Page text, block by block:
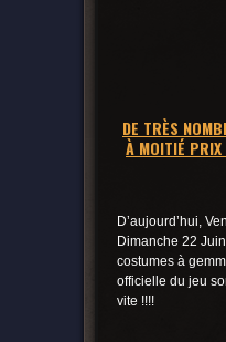
DE TRÈS
À MOITIÉ
D’aujourd’hui,
Dimanche 22
costumes à
officielle du jeu
vite !!!!